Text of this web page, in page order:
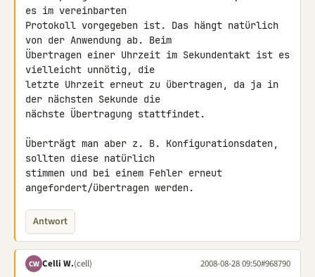
es im vereinbarten
Protokoll vorgegeben ist. Das hängt natürlich
von der Anwendung ab. Beim
Übertragen einer Uhrzeit im Sekundentakt ist es
vielleicht unnötig, die
letzte Uhrzeit erneut zu übertragen, da ja in
der nächsten Sekunde die
nächste Übertragung stattfindet.
Überträgt man aber z. B. Konfigurationsdaten,
sollten diese natürlich
stimmen und bei einem Fehler erneut
angefordert/übertragen werden.
Antwort
CW Celli W.(cell) 2008-08-28 09:50#968790